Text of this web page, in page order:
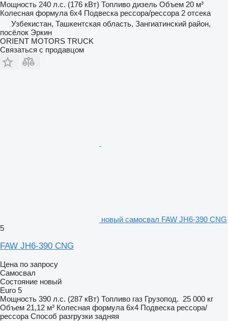
Мощность 240 л.с. (176 кВт) Топливо дизель Объем 20 м³
Колесная формула 6x4 Подвеска рессора/рессора 2 отсека
Узбекистан, Ташкентская область, Зангиатинский район,
посёлок Эркин
ORIENT MOTORS TRUCK
Связаться с продавцом
новый самосвал FAW JH6-390 CNG
5
FAW JH6-390 CNG
Цена по запросу
Самосвал
Состояние новый
Euro 5
Мощность 390 л.с. (287 кВт) Топливо газ Грузопод. 25 000 кг
Объем 21,12 м³ Колесная формула 6x4 Подвеска рессора/
рессора Способ разгрузки задняя